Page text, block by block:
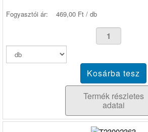
Fogyasztói ár: 469,00 Ft / db
Termék részletes
adatai